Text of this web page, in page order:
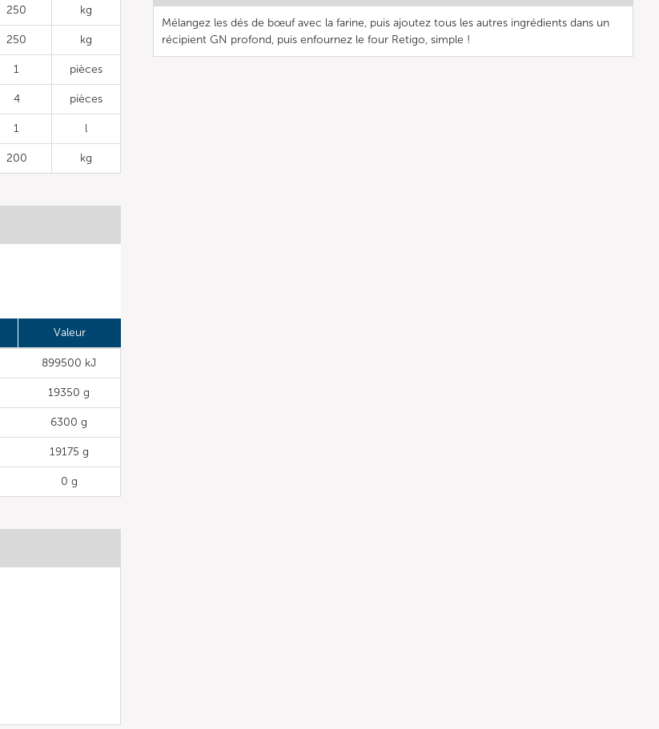
250 kg
250 kg
1 pièces
4 pièces
1 l
200 kg
Valeur
899500 kJ
19350 g
6300 g
19175 g
0 g
Mélangez les dés de bœuf avec la farine, puis ajoutez tous les autres ingrédients dans un
récipient GN profond, puis enfournez le four Retigo, simple !